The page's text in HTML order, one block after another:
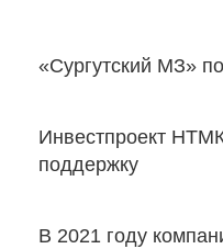
«Сургутский МЗ»
Инвестпроект
поддержку
В 2021 году